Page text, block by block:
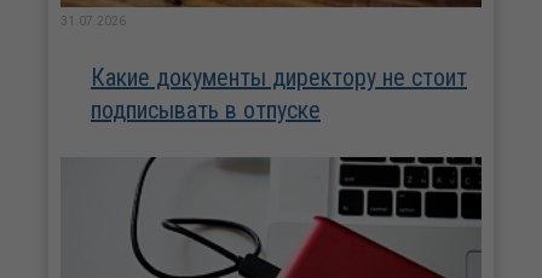
31.07.2026
Какие документы директору не стоит
подписывать в отпуске